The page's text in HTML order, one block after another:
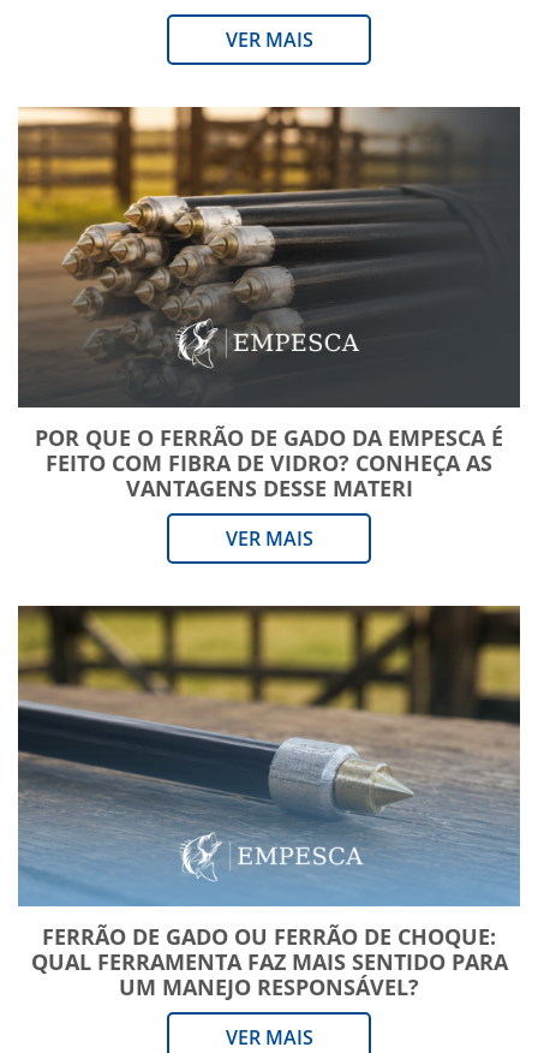
VER MAIS
POR QUE O FERRÃO DE GADO DA EMPESCA É
FEITO COM FIBRA DE VIDRO? CONHEÇA AS
VANTAGENS DESSE MATERI
VER MAIS
FERRÃO DE GADO OU FERRÃO DE CHOQUE:
QUAL FERRAMENTA FAZ MAIS SENTIDO PARA
UM MANEJO RESPONSÁVEL?
VER MAIS